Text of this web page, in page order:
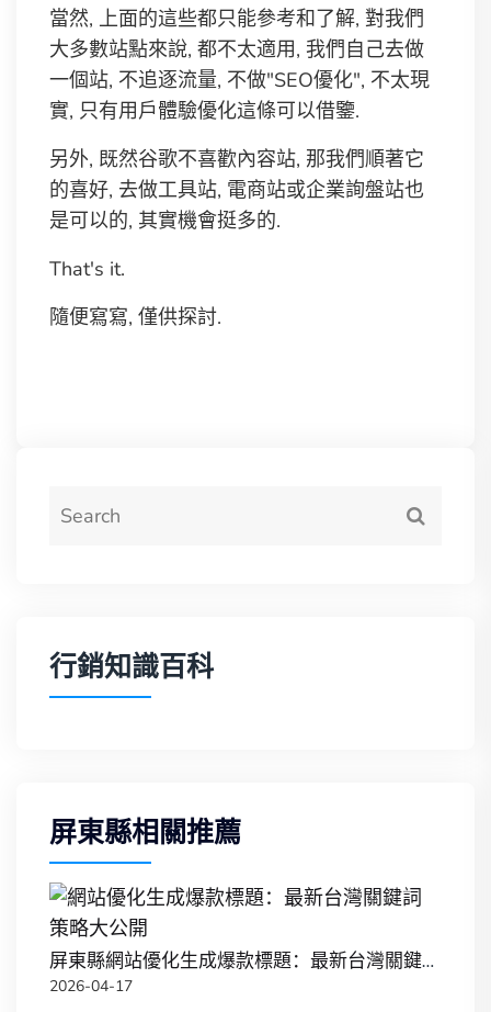
當然, 上面的這些都只能參考和了解, 對我們
大多數站點來說, 都不太適用, 我們自己去做
一個站, 不追逐流量, 不做"SEO優化", 不太現
實, 只有用戶體驗優化這條可以借鑒.
另外, 既然谷歌不喜歡內容站, 那我們順著它
的喜好, 去做工具站, 電商站或企業詢盤站也
是可以的, 其實機會挺多的.
That's it.
隨便寫寫, 僅供探討.
行銷知識百科
屏東縣相關推薦
屏東縣網站優化生成爆款標題：最新台灣關鍵詞策略大公開
2026-04-17